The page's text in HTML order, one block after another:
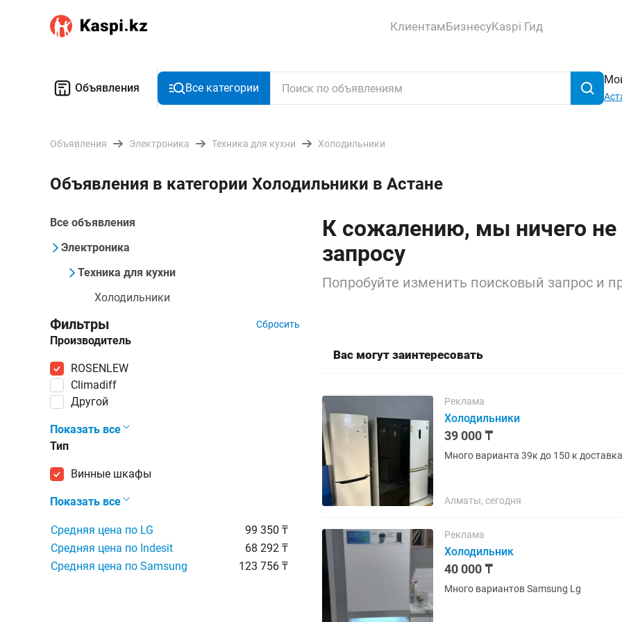
КлиентамБизнесуKaspi Гид
Объявления Все категории
Объявления Электроника Техника для кухни Холодильники
Объявления в категории Холодильники в Астане
Все объявления
Электроника
Техника для кухни
Холодильники
Фильтры Сбросить
Производитель
ROSENLEW
Climadiff
Другой
Показать все
Тип
винные шкафы
Показать все
Средняя цена по LG
99 350 ₸
Средняя цена по Indesit
68 292 ₸
Средняя цена по Samsung
123 756 ₸
К сожалению, мы ничего
запросу
Попробуйте изменить поисковый запрос и
Вас могут заинтересовать
Реклама
Холодильники
39 000 ₸
Много варианта 39к до 150 к
Алматы, сегодня
Реклама
Холодильник
40 000 ₸
Много вариантов Samsung Lg